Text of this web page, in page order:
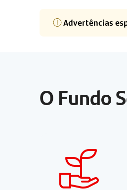
Advertências
O Fundo